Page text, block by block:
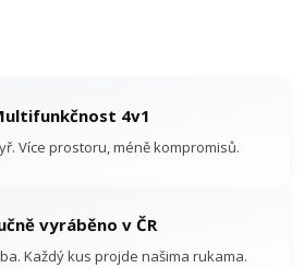
4v1
Více prostoru, méně kompromisů.
vyráběno v ČR
Každý kus projde našima rukama.